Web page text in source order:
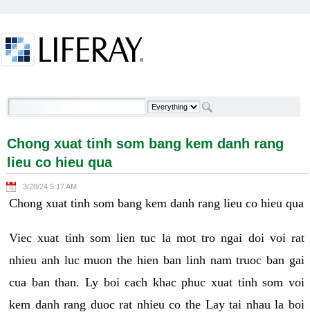
Chong xuat tinh som bang kem danh rang lieu co
Chong xuat tinh som bang kem danh rang
lieu co hieu qua
3/28/24 5:17 AM
Chong xuat tinh som bang kem danh rang lieu co hieu qua
Viec xuat tinh som lien tuc la mot tro ngai doi voi rat
nhieu anh luc muon the hien ban linh nam truoc ban gai
cua ban than. Ly boi cach khac phuc xuat tinh som voi
kem danh rang duoc rat nhieu co the Lay tai nhau la boi